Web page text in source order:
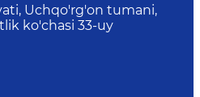
Uchqo'rg'on tumani,
ko'chasi 33-uy